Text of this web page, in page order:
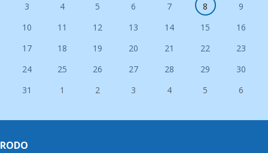
3
4 5 6 7 8
9
10
11 12 13 14 15
16
17
18 19 20 21 22
23
24
25 26 27 28 29
30
31
1 2 3 4 5 6
RODO